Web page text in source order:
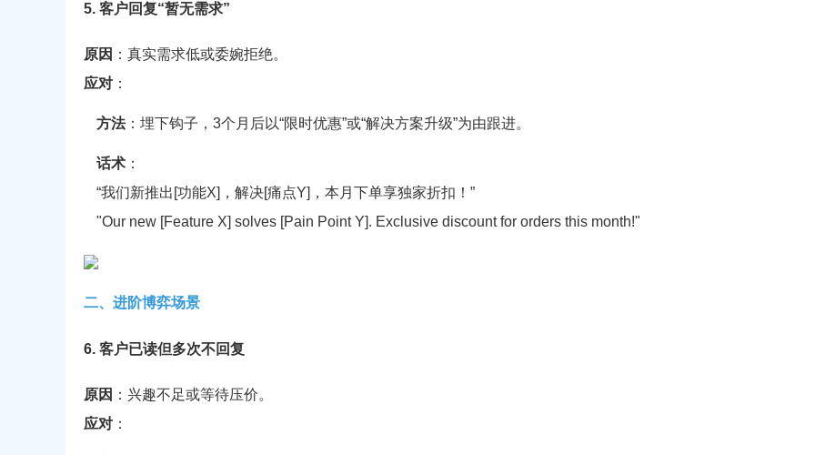
5. 客户回复“暂无需求”
原因 ：真实需求低或委婉拒绝。
应对 ：
方法：埋下钩子，3个月后以“限时优惠”或“解决方案升级”为由跟进。
话术 ：
“我们新推出[功能X]，解决[痛点Y]，本月下单享独家折扣！”
"Our new [Feature X] solves [Pain Point Y]. Exclusive discount for orders this month!"
二、进阶博弈场景
6. 客户已读但多次不回复
原因 ：兴趣不足或等待压价。
应对 ：